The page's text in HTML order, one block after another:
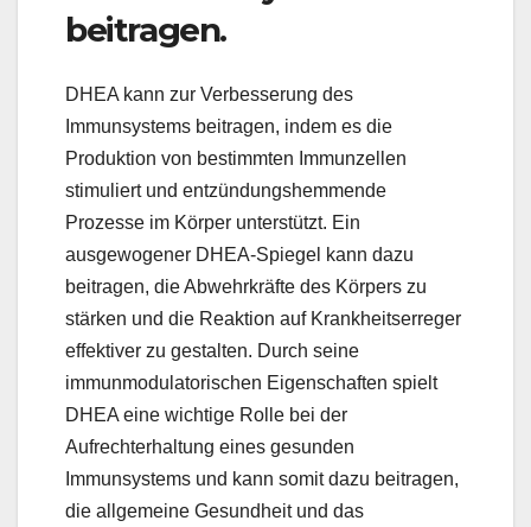
beitragen.
DHEA kann zur Verbesserung des
Immunsystems beitragen, indem es die
Produktion von bestimmten Immunzellen
stimuliert und entzündungshemmende
Prozesse im Körper unterstützt. Ein
ausgewogener DHEA-Spiegel kann dazu
beitragen, die Abwehrkräfte des Körpers zu
stärken und die Reaktion auf Krankheitserreger
effektiver zu gestalten. Durch seine
immunmodulatorischen Eigenschaften spielt
DHEA eine wichtige Rolle bei der
Aufrechterhaltung eines gesunden
Immunsystems und kann somit dazu beitragen,
die allgemeine Gesundheit und das